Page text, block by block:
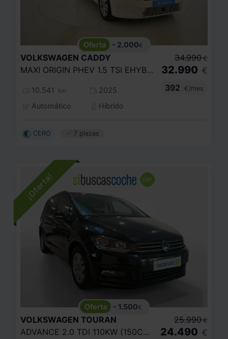
- 2.000€
VOLKSWAGEN CADDY
MAXI ORIGIN PHEV 1.5 TSI EHYBRID 85KW
10.541 km
2025
Automático
Híbrido
34.990 €
32.990 €
392
€/mes
CERO 7 plazas
- 1.500€
VOLKSWAGEN TOURAN
ADVANCE 2.0 TDI 110KW (150CV) DSG
25.990 €
24.490 €